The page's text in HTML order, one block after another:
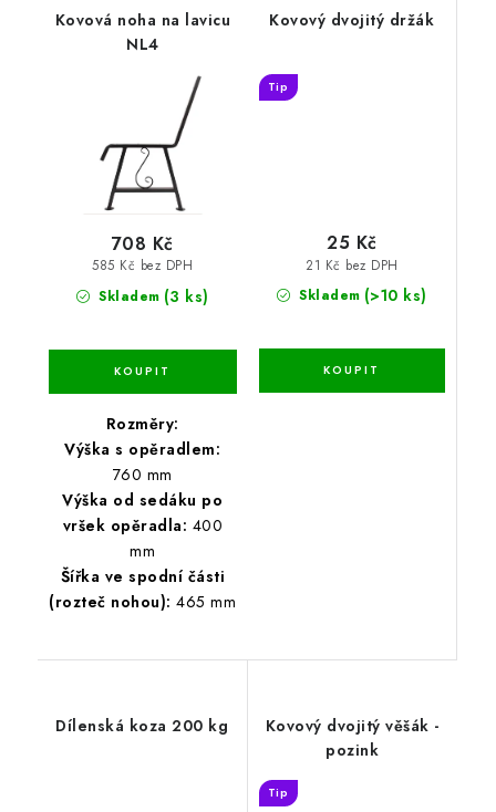
Kovová noha na lavicu
NL4
Skladem (3 ks)
585 Kč bez DPH
708 Kč
Rozměry:
Výška s opěradlem:
760 mm
Výška od sedáku po
vršek opěradla: 400
mm
Šířka ve spodní části
(rozteč nohou): 465 mm
Kovový dvojitý držák
Tip
Skladem (>10 ks)
21 Kč bez DPH
25 Kč
Dílenská koza 200 kg
Kovový dvojitý věšák -
pozink
Tip